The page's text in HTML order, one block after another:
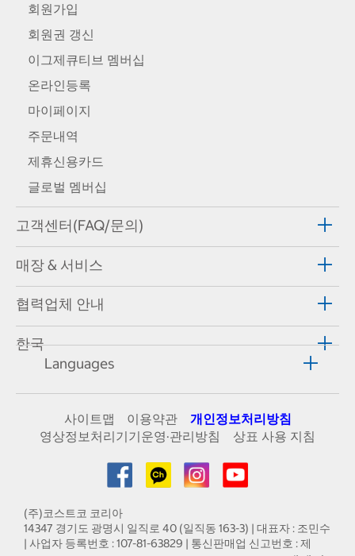
회원가입
회원권 갱신
이그제큐티브 멤버십
온라인등록
마이페이지
주문내역
제휴신용카드
글로벌 멤버십
고객센터(FAQ/문의)
매장 & 서비스
협력업체 안내
한국
Languages
사이트맵 이용약관
개인정보처리방침
영상정보처리기기운영·관리방침
상표 사용 지침
(주)코스트코 코리아
14347 경기도 광명시 일직로 40 (일직동 163-3) | 대표자 : 조민수
| 사업자 등록번호 : 107-81-63829 | 통신판매업 신고번호 : 제